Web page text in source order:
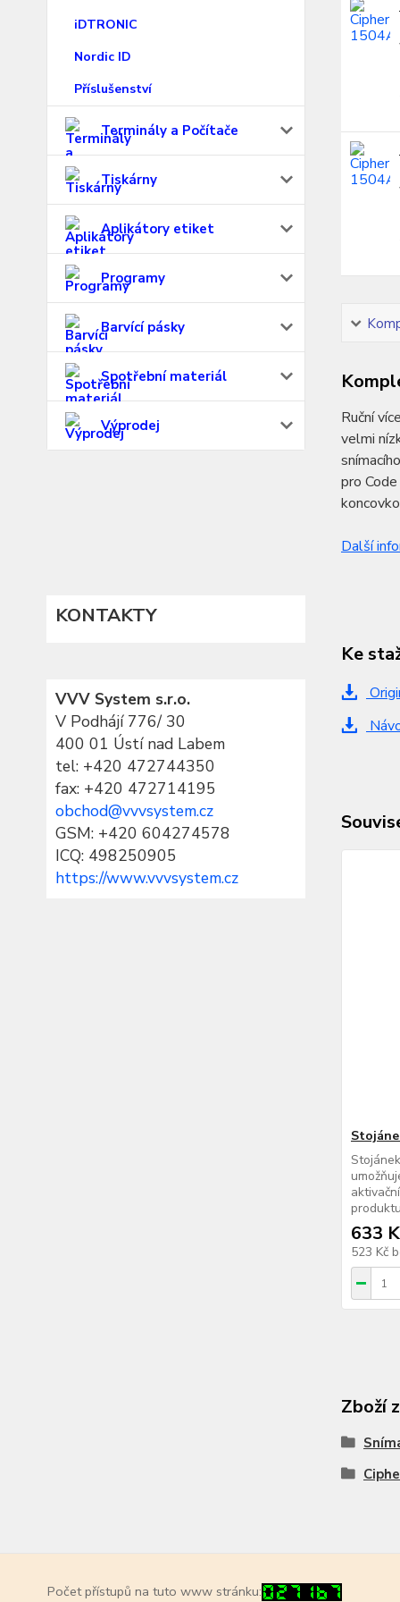
iDTRONIC
Nordic ID
Příslušenství
Terminály a Počítače
Tiskárny
Aplikátory etiket
Programy
Barvící pásky
Spotřební materiál
Výprodej
KONTAKTY
VVV System s.r.o.
V Podhájí 776/ 30
400 01 Ústí nad Labem
tel: +420 472744350
fax: +420 472714195
obchod@vvvsystem.cz
GSM: +420 604274578
ICQ: 498250905
https://www.vvvsystem.cz
Ruční
velmi
pro
Další
Ke
633
523 Kč
Zboží
Počet přístupů na tuto www stránku: